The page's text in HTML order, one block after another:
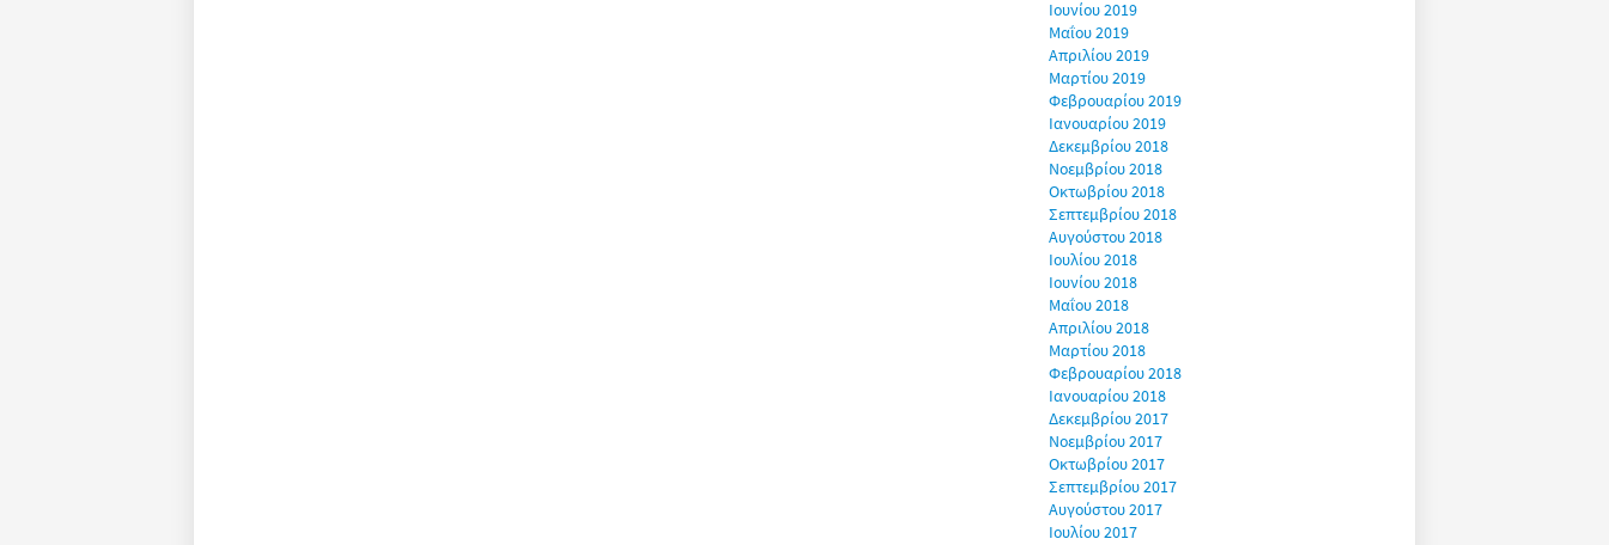
Ιουνίου 2019
Μαΐου 2019
Απριλίου 2019
Μαρτίου 2019
Φεβρουαρίου 2019
Ιανουαρίου 2019
Δεκεμβρίου 2018
Νοεμβρίου 2018
Οκτωβρίου 2018
Σεπτεμβρίου 2018
Αυγούστου 2018
Ιουλίου 2018
Ιουνίου 2018
Μαΐου 2018
Απριλίου 2018
Μαρτίου 2018
Φεβρουαρίου 2018
Ιανουαρίου 2018
Δεκεμβρίου 2017
Νοεμβρίου 2017
Οκτωβρίου 2017
Σεπτεμβρίου 2017
Αυγούστου 2017
Ιουλίου 2017